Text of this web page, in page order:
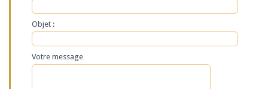
Objet :
Votre message